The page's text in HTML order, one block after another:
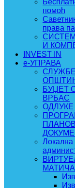
помоћ
права
И
INVEST IN
e-УПРАВА
БУЏЕТ
ВРБАС
Локална